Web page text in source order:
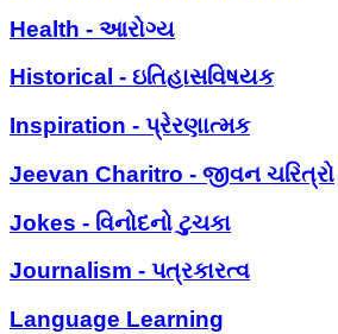
Health - આરોગ્ય
Historical - ઇતિહાસવિષયક
Inspiration - પ્રેરણાત્મક
Jeevan Charitro - જીવન ચરિત્રો
Jokes - વિનોદનો ટુચકા
Journalism - પત્રકારત્વ
Language Learning